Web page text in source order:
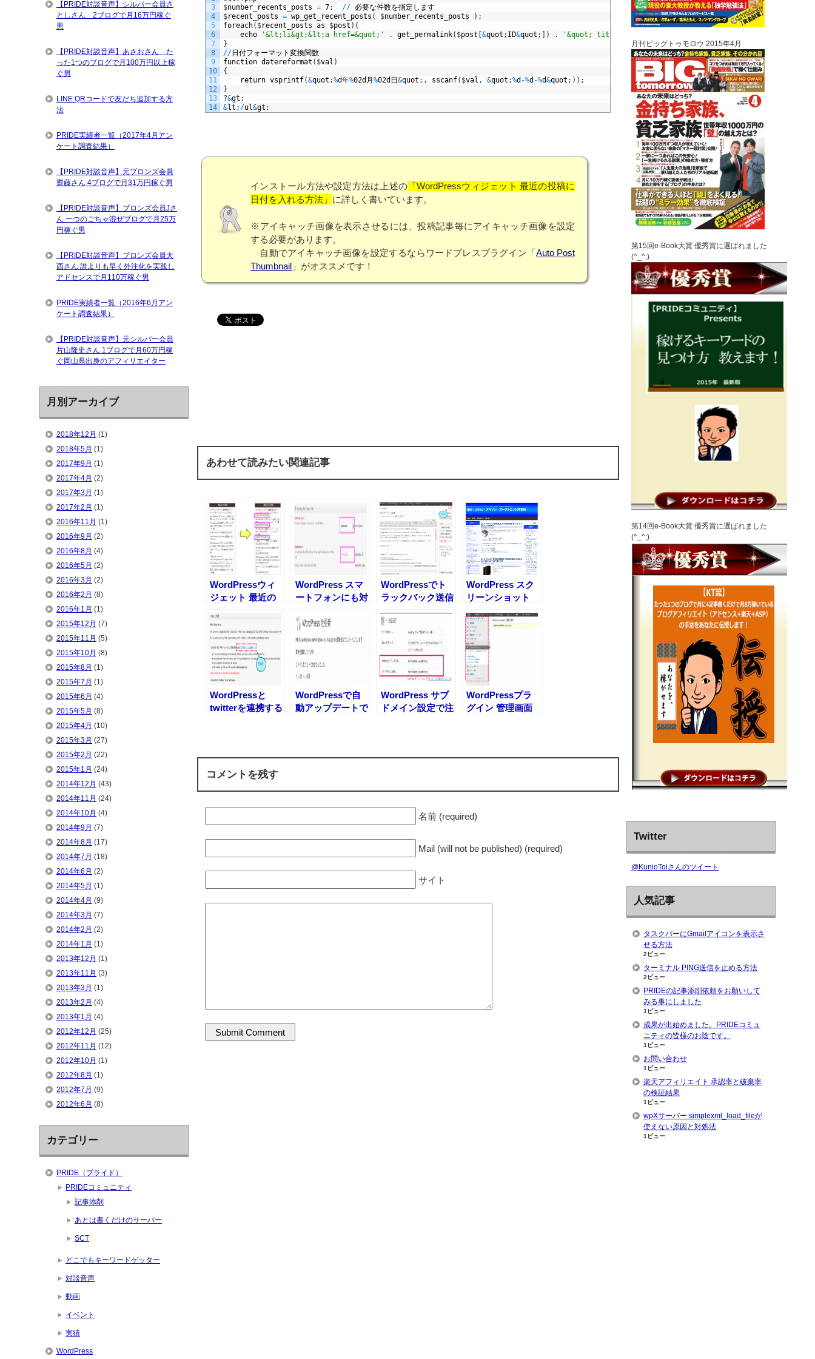
3
4
5
6
7
8
9
10
11
12
13
14
$number recents posts = 7; // 必要な件数を指定します
$recent posts = wp _get recent posts ( $number recents posts ) ;
foreach( $recent posts as $post ) {
echo
'&lt;li&gt;&lt;a href=&quot;' . get permalink( $post [&quot ; ID&quot ; ] ) . '&quot; title=&quot;'
}
//日付フォーマット変換関数
function datereformat ( $val )
{
return vsprintf(&quot ;%d年%02d月%02d日&quot ; , sscanf( $val , &quot ;%d -%d -%d&quot ; ) ) ;
}
?&gt ;
&lt ; /ul&gt ;
インストール方法や設定方法は上述の 「WordPressウィジェット 最近の投稿に
日付を入れる方法」 に詳しく書いています。
※アイキャッチ画像を表示させるには、投稿記事毎にアイキャッチ画像を設定
する必要があります。
自動でアイキャッチ画像を設定するならワードプレスプラグイン「Auto Post
Thumbnail 」がオススメです！
あわせて読みたい関連記事
WordPressウィ
ジェット 最近の
る方法
WordPress スマ
ートフォンにも対
告を表示させる方
法
WordPressでト
ラックバック送信
WordPress スク
リーンショット
g」の作り方
WordPressと
twitterを連携する
WordPressで自
動アップデートで
WordPress サブ
ドメイン設定で注
WordPressプラ
グイン 管理画面
コメントを残す
名前 (required)
Mail (will not be published) (required)
サイト
【PRIDE対談音声】シルバー会員さ
としさん 2ブログで月16万円稼ぐ
男
【PRIDE対談音声】あさおさん た
った1つのブログで月100万円以上稼
ぐ男
LINE QRコードで友だち追加する方
法
PRIDE実績者一覧（2017年4月アン
ケート調査結果）
【PRIDE対談音声】元ブロンズ会員
齋藤さん 4ブログで月31万円稼ぐ男
【PRIDE対談音声】ブロンズ会員Jさ
ん 一つのごちゃ混ぜブログで月25万
円稼ぐ男
【PRIDE対談音声】ブロンズ会員大
西さん 誰よりも早く外注化を実践し
アドセンスで月110万稼ぐ男
PRIDE実績者一覧（2016年6月アン
ケート調査結果）
【PRIDE対談音声】元シルバー会員
片山隆史さん 1ブログで月60万円稼
ぐ岡山県出身のアフィリエイター
月別アーカイブ
2018年12月 (1)
2018年5月 (1)
2017年9月 (1)
2017年4月 (2)
2017年3月 (1)
2017年2月 (1)
2016年11月 (1)
2016年9月 (2)
2016年8月 (4)
2016年5月 (2)
2016年3月 (2)
2016年2月 (8)
2016年1月 (1)
2015年12月 (7)
2015年11月 (5)
2015年10月 (8)
2015年8月 (1)
2015年7月 (1)
2015年6月 (4)
2015年5月 (8)
2015年4月 (10)
2015年3月 (27)
2015年2月 (22)
2015年1月 (24)
2014年12月 (43)
2014年11月 (24)
2014年10月 (4)
2014年9月 (7)
2014年8月 (17)
2014年7月 (18)
2014年6月 (2)
2014年5月 (1)
2014年4月 (9)
2014年3月 (7)
2014年2月 (2)
2014年1月 (1)
2013年12月 (1)
2013年11月 (3)
2013年3月 (1)
2013年2月 (4)
2013年1月 (4)
2012年12月 (25)
2012年11月 (12)
2012年10月 (1)
2012年8月 (1)
2012年7月 (9)
2012年6月 (8)
カテゴリー
PRIDE（プライド）
PRIDEコミュニティ
記事添削
あとは書くだけのサーバー
SCT
どこでもキーワードゲッター
対談音声
動画
イベント
実績
WordPress
月刊ビッグトゥモロウ 2015年4月
第15回e-Book大賞 優秀賞に選ばれました
(^_^;)
第14回e-Book大賞 優秀賞に選ばれました
(^_^;)
Twitter
@KunioToiさんのツイート
人気記事
タスクバーにGmailアイコンを表示さ
せる方法
2ビュー
ターミナル PING送信を止める方法
2ビュー
PRIDEの記事添削依頼をお願いして
みる事にしました
1ビュー
成果が出始めました。PRIDEコミュ
ニティの皆様のお陰です。
1ビュー
お問い合わせ
1ビュー
楽天アフィリエイト 承認率と破棄率
の検証結果
1ビュー
wpXサーバー simplexml_load_fileが
使えない原因と対処法
1ビュー